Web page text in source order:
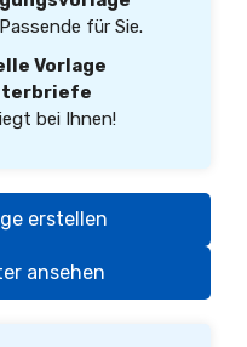
für Sie.
Vorlage
bei Ihnen!
erstellen
ansehen